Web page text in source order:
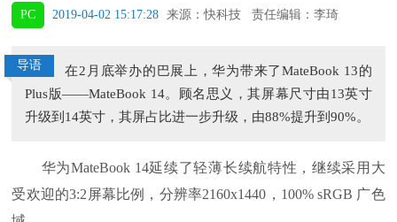
PC 2019-04-02 15:17:28 来源：快科技 责任编辑：李琦
导语
在2月底举办的巴展上，华为带来了MateBook 13的
Plus版——MateBook 14。顾名思义，其屏幕尺寸由13英寸
升级到14英寸，其屏占比进一步升级，由88%提升到90%。
华为MateBook 14延续了轻薄长续航特性，继续采用大
受欢迎的3:2屏幕比例，分辨率2160x1440，100% sRGB 广色